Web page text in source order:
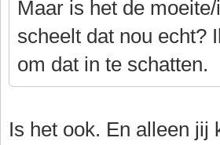
Maar is het de
scheelt dat nou echt?
om dat in te schatten.
Is het ook. En alleen jij